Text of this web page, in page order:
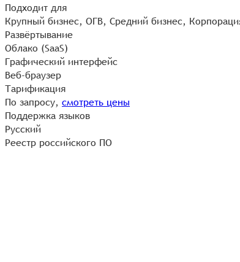
Подходит для
Крупный бизнес, ОГВ, Средний бизнес,
Развёртывание
Облако (SaaS)
Графический интерфейс
Веб-браузер
Тарификация
По запросу, смотреть цены
Поддержка языков
Русский
Реестр российского ПО